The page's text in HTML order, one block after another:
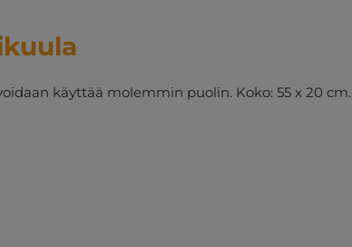
käyttää molemmin puolin. Koko: 55 x 20 cm.